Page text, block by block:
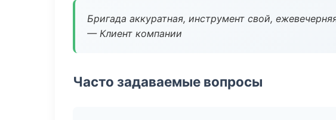
Бригада аккуратная, инструмент свой,
— Клиент компании
Часто задаваемые вопросы